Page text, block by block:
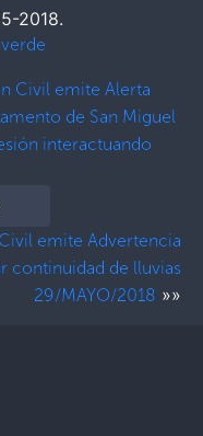
2018.
Civil emite Alerta
de San Miguel
interactuando
emite Advertencia
continuidad de lluvias
29/MAYO/2018 »»